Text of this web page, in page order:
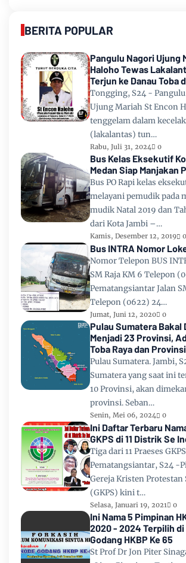
BERITA POPULAR
Pangulu Nagori Ujung
Haloho Tewas
Terjun ke Danau Toba
Tongging, S24 -
Ujung Mariah St Encon
tenggelam dalam
(lakalantas) tun…
Rabu, Juli 31, 2024 0
Bus Kelas Eksekutif
Medan Siap Manjakan
Bus PO Rapi kelas
melayani pemudik pada
mudik Natal 2019 dan
dari Kota Jambi –…
Kamis, Desember 12, 2019 0
Bus INTRA Nomor
Nomor Telepon BUS
SM Raja KM 6 Telepon
Pematangsiantar Jalan
Telepon (0622) 24…
Jumat, Juni 12, 2020 0
Pulau Sumatera Bakal
Menjadi 23 Provinsi,
Toba Raya dan
Pulau Sumatera. Jambi,
Sumatera yang saat ini
10 Provinsi, akan
provinsi. Seban…
Senin, Mei 06, 2024 0
Ini Daftar Terbaru
GKPS di 11 Distrik Se
Tiga dari 11 Praeses
Pematangsiantar, S24 -
Gereja Kristen
(GKPS) kini t…
Selasa, Januari 19, 2021 0
Ini Nama 5 Pimpinan
2020 - 2024 Terpilih
Godang HKBP Ke 65
St Prof Dr Jon Piter